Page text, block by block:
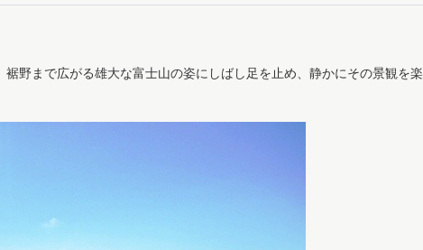
野まで広がる雄大な富士山の姿にしばし足を止め、静かにその景観を楽